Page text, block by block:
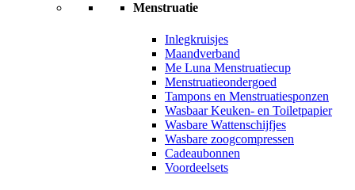
Menstruatie
Inlegkruisjes
Maandverband
Me Luna Menstruatiecup
Menstruatieondergoed
Tampons en Menstruatiesponzen
Wasbaar Keuken- en Toiletpapier
Wasbare Wattenschijfjes
Wasbare zoogcompressen
Cadeaubonnen
Voordeelsets